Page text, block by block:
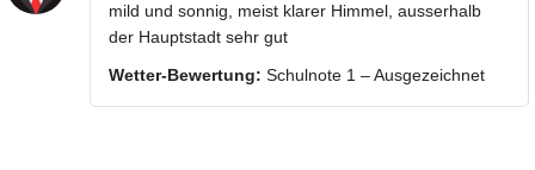
mild und sonnig, meist klarer Himmel, ausserhalb
der Hauptstadt sehr gut
Wetter-Bewertung: Schulnote 1 – Ausgezeichnet